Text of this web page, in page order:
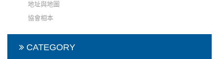
地址與地圖
協會相本
CATEGORY